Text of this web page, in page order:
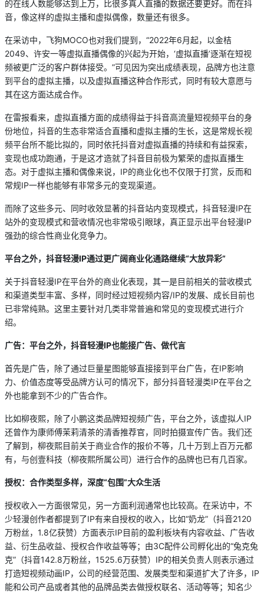
的在线人数能够达到上万，比很多真人直播的数据还要更好。而在抖
音，像这样的虚拟主播和虚拟偶像，数量还有很多。
在采访中，飞狗MOCO也对我们提到，“2022年6月起，以金桔
2049、许安一等虚拟直播偶像的兴起为开始，‘虚拟直播’逐渐在短视
频被更广泛的客户群体接受。”可见因为突出成绩表现，品牌方也注意
到平台的虚拟主播，以及虚拟直播这种合作形式，同时有较大意愿与
其在这方面达成合作。
在雷报看来，虚拟直播方面的成绩得益于抖音高流量短视频平台的身
份地位，抖音的生态非常适合直播和虚拟主播的生长，这是常规长视
频平台所不能比拟的，同时依托抖音对虚拟直播的持续和有益探索，
变现也成功跑通，于是这才造就了抖音目前极为繁荣的虚拟直播生
态。对于虚拟主播和偶像来说，IP的商业化也不仅限于打赏，反而和
常规IP一样也能够有非常多元的变现渠道。
而除了这些多元、同时收效显著的抖音站内变现模式，抖音轻漫IP在
站外的变现模式和营收情况也非常吸引眼球，真正显示出平台轻漫IP
强劲的综合性商业化竞争力。
平台之外，抖音轻漫IP通过更广阔商业化通路继续“大放异彩”
关于抖音轻漫IP在平台外的商业化表现，其一是目前相关的营收模式
和渠道类型丰富、多样，同时经过短视频内容/IP的发展、成长目前也
已非常纯熟。这里主要针对几类非常普遍和常见的变现模式进行介
绍。
广告：平台之外，抖音轻漫IP也能接广告、做代言
首先是广告，除了通过巨量星图能够直接接到平台广告，在IP影响
力、价值态度等受品牌方认可的情况下，部分抖音轻漫类IP在平台之
外也能拿到不少的广告合作。
比如柳夜熙，除了小鹏这类品牌短视频广告，平台之外，该虚拟人IP
还曾作为康师傅茉莉清茶的清香推荐官，同时拍摄宣传广告。我们还
了解到，柳夜熙目前关于商业合作的报价不等，几十万到上百万元都
有，与创壹科技（柳夜熙所属公司）进行合作的品牌也已有几百家。
授权：合作类型多样，深度“包围”大众生活
授权收入一方面很常见，另一方面利润通常也比较高。在采访中，不
少轻漫创作者都提到了IP有来自授权的收入，比如“奶龙”（抖音2120
万粉丝，1.8亿获赞）方面表示IP目前的盈利板块有内容收益、广告收
益、衍生品收益、授权合作收益等等；由3C配件公司孵化出的“兔克兔
克”（抖音142.8万粉丝，1525.6万获赞）IP的相关负责人则表示通过
打造短视频动画IP，公司的经营范围、发展类型和渠道扩大了许多，IP
能和公司产品或者其他的品牌品类去做授权联名、活动等等；知名少